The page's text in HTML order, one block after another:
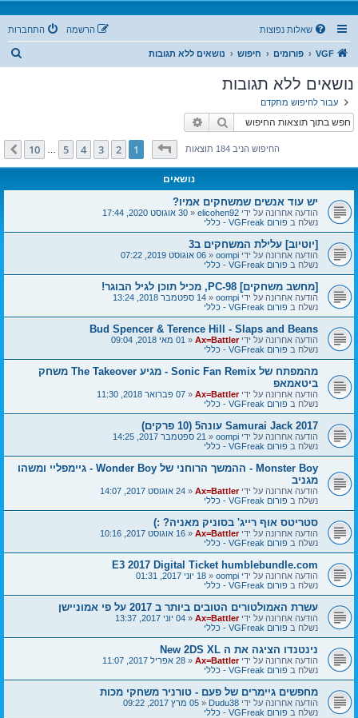
שאלות נפוצות התחברות הרשמה
VGF פורומים חיפוש נושאים ללא תגובות
ח
נושאים ללא תגובות
עבור לחיפוש מתקדם
חיפוש
החיפוש הניב 184 תוצאות דף1מתוך10
1
2
3
4
5
10 הבא
נושאים
יש עוד אנשים שמשחקים אמיו?
הודעה אחרונה על ידי elicohen92
«30 אוגוסט 2020, 17:44
נשלח בפורום VGFreak - כללי
[יוטיוב] עלילת המשחקים ב3
הודעה אחרונה על ידי oompi
«06 אוגוסט 2019, 07:22
נשלח בפורום VGFreak - כללי
[מחשב משחקים] PC-98, מכיל תוכן לגיל הבוגר!
הודעה אחרונה על ידי oompi
«14 ספטמבר 2018, 13:24
נשלח בפורום VGFreak - כללי
Bud Spencer & Terence Hill - Slaps and Beans
הודעה אחרונה על ידי Ax=Battler
«01 מאי 2018, 09:04
נשלח בפורום VGFreak - כללי
מהמפתח של Sonic Fan Remix - מגיע The Takeover משחק
ביטאמאפ
הודעה אחרונה על ידי Ax=Battler
«07 פברואר 2018, 11:30
נשלח בפורום VGFreak - כללי
Samurai Jack 2017 עונה5 (10 פרקים)
הודעה אחרונה על ידי oompi
«21 ספטמבר 2017, 14:25
נשלח בפורום VGFreak - כללי
Monster Boy - ההמשך הרוחני של Wonder Boy - גיימפליי ומשהו
מגניב
הודעה אחרונה על ידי Ax=Battler
«24 אוגוסט 2017, 14:07
נשלח בפורום VGFreak - כללי
סטריטס אוף רייג' בסוניק מאניה? :)
הודעה אחרונה על ידי Ax=Battler
«16 אוגוסט 2017, 10:16
נשלח בפורום VGFreak - כללי
E3 2017 Digital Ticket humblebundle.com
הודעה אחרונה על ידי oompi
«18 יוני 2017, 01:31
נשלח בפורום VGFreak - כללי
עשרת האמולטורים הטובים ביותר ב 2017 על פי אמוניישן
הודעה אחרונה על ידי Ax=Battler
«04 יוני 2017, 13:37
נשלח בפורום VGFreak - כללי
נינטנדו הציגה את ה New 2DS XL
הודעה אחרונה על ידי Ax=Battler
«28 אפריל 2017, 11:07
נשלח בפורום VGFreak - כללי
מחפשים גיימרים של פעם - טורניר משחקי מכות
הודעה אחרונה על ידי Dudu38
«05 מרץ 2017, 09:22
נשלח בפורום VGFreak - כללי